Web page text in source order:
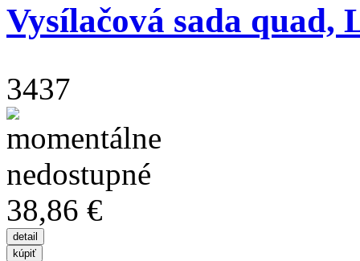
Vysílačová sada quad,
3437
38,86 €